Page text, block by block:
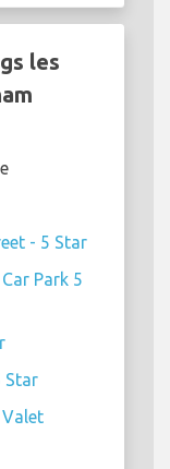
les
- 5 Star
Park 5
Star